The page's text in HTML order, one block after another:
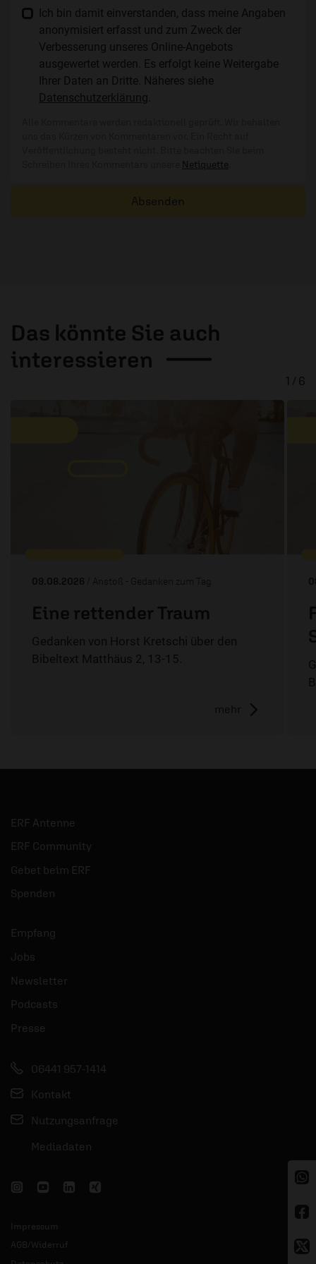
Ich bin damit einverstanden, dass meine Angaben
anonymisiert erfasst und zum Zweck der
Verbesserung unseres Online-Angebots
ausgewertet werden. Es erfolgt keine Weitergabe
Ihrer Daten an Dritte. Näheres siehe
Datenschutzerklärung
Netiquette
Absenden
Das könnte Sie auch
interessieren
09.08.2026 / Anstoß - Gedanken zum Tag
Eine rettender Traum
Gedanken von Horst Kretschi über den
Bibeltext Matthäus 2, 13-15.
mehr
1 / 6
ERF Antenne
ERF Community
Gebet beim ERF
Spenden
Empfang
Jobs
Newsletter
Podcasts
Presse
06441 957-1414
Kontakt
Nutzungsanfrage
Mediadaten
Impressum
AGB/Widerruf